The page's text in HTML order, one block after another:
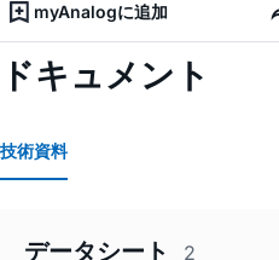
myAnalogに追加
ドキュメント
技術資料
データシート 2